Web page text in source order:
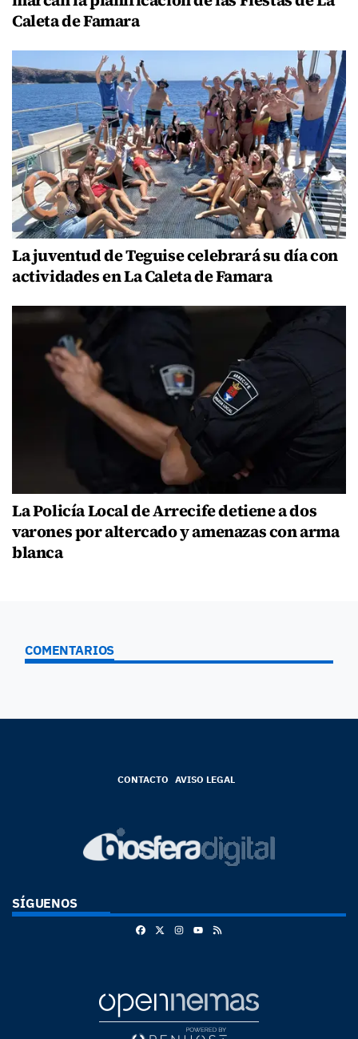
Caleta de Famara
La juventud de Teguise celebrará su día con
actividades en La Caleta de Famara
La Policía Local de Arrecife detiene a dos
varones por altercado y amenazas con arma
blanca
COMENTARIOS
CONTACTO AVISO LEGAL
SÍGUENOS
FacebookInstagram